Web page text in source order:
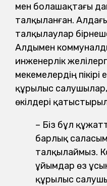
мен болашақтағы
талқыланған.
талқылаулар
Алдымен
инженерлік
мекемелердің пікірі
құрылыс
өкілдері
– Біз бұл
барлық
талқылаймыз.
ұйымдар өз
құрылыс